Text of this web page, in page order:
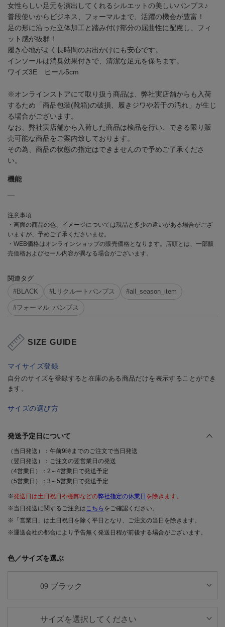
女性らしい足元を演出してくれるシルエットの美しいパンプス♪
普段使いからビジネス、フォーマルまで、活躍の機会が豊富！
足の形に沿った立体加工と踏み付け部分の屈曲性に配慮し、フィ
ット感が抜群！
履き心地がよく長時間のお出かけにも安心です。
インソールは消臭効果付きで、清潔な足元を保ちます。
ワイズ3E ヒール5cm
※オンラインストアにて取り扱う商品は、弊社実店舗からも入荷
するため「商品包装(靴箱)の破損、履きジワや若干の汚れ」が生じ
る場合がございます。
なお、弊社実店舗から入荷した商品は検品を行い、できる限り販
売可能な商品をご案内致しております。
その為、商品の状態の指定はできませんので予めご了承くださ
い。
機能
―
注意事項
・画面の商品の色、イメージについては現品と多少の違いがある場合がござ
いますが、予めご了承くださいませ。
・WEB価格はオンラインショップの販売価格となります。店頭とは、一部販
売価格およびセール内容が異なる場合がございます。
関連タグ
#BLACK
#Lリクルートパンプス #all_season_item
#フォーマル_パンプス
SIZE GUIDE
マイサイズ登録
自分のサイズを登録すると在庫のある商品だけを表示することができ
ます。
サイズの選び方
発送予定日について
（当日発送）：午前9時までのご注文で当日発送
（翌日発送）：ご注文の翌営業日の発送
（4営業日）：2～4営業日で発送予定
（5営業日）：3～5営業日で発送予定
※発送日は土日祝日や棚卸などの弊社指定の休業日 を除きます。
※当日発送に関するご注意はこちら をご確認ください。
※「営業日」は土日祝日を除く平日となり、ご注文の当日を除きます。
※運送会社の都合により予告無く発送日程が前後する場合がございます。
色／サイズを選ぶ